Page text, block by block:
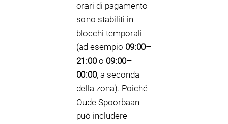
orari di pagamento
sono stabiliti in
blocchi temporali
(ad esempio 09:00–
21:00o 09:00–
00:00, a seconda
della zona). Poiché
Oude Spoorbaan
può includere